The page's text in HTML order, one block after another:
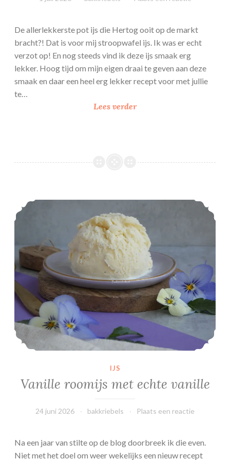
De allerlekkerste pot ijs die Hertog ooit op de markt
bracht?! Dat is voor mij stroopwafel ijs. Ik was er echt
verzot op! En nog steeds vind ik deze ijs smaak erg
lekker. Hoog tijd om mijn eigen draai te geven aan deze
smaak en daar een heel erg lekker recept voor met jullie
te…
Lees verderS
e
i
j
Vanille roomijs met echte vanille
IJS
Vanille roomijs met echte vanille
24 juni 2026 bakkriebels Plaats een reactie
Na een jaar van stilte op de blog doorbreek ik die even.
Niet met het doel om weer wekelijks een nieuw recept